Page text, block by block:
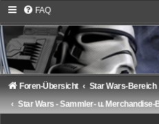
FAQ
Foren-Übersicht
Star Wars-Bereich
Star Wars - Sammler- u. Merchandise-